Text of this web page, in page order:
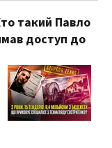
такий Павло
доступ до